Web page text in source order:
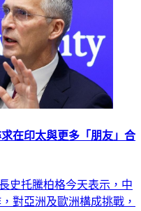
在印太與更多「朋友」合
史托騰柏格今天表示，中
對亞洲及歐洲構成挑戰，